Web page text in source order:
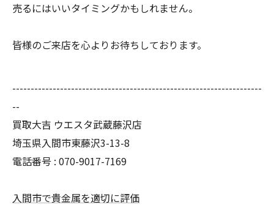
売るにはいいタイミングかもしれません。
皆様のご来店を心よりお待ちしております。
--------------------------------------------------------------------
--
買取大吉 ウエスタ武蔵藤沢店
埼玉県入間市東藤沢3-13-8
電話番号 : 070-9017-7169
入間市で貴金属を適切に評価